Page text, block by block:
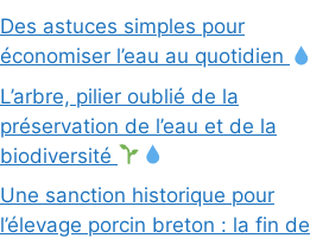
Des astuces simples pour
économiser l’eau au quotidien
L’arbre, pilier oublié de la
préservation de l’eau et de la
biodiversité
Une sanction historique pour
l’élevage porcin breton : la fin de